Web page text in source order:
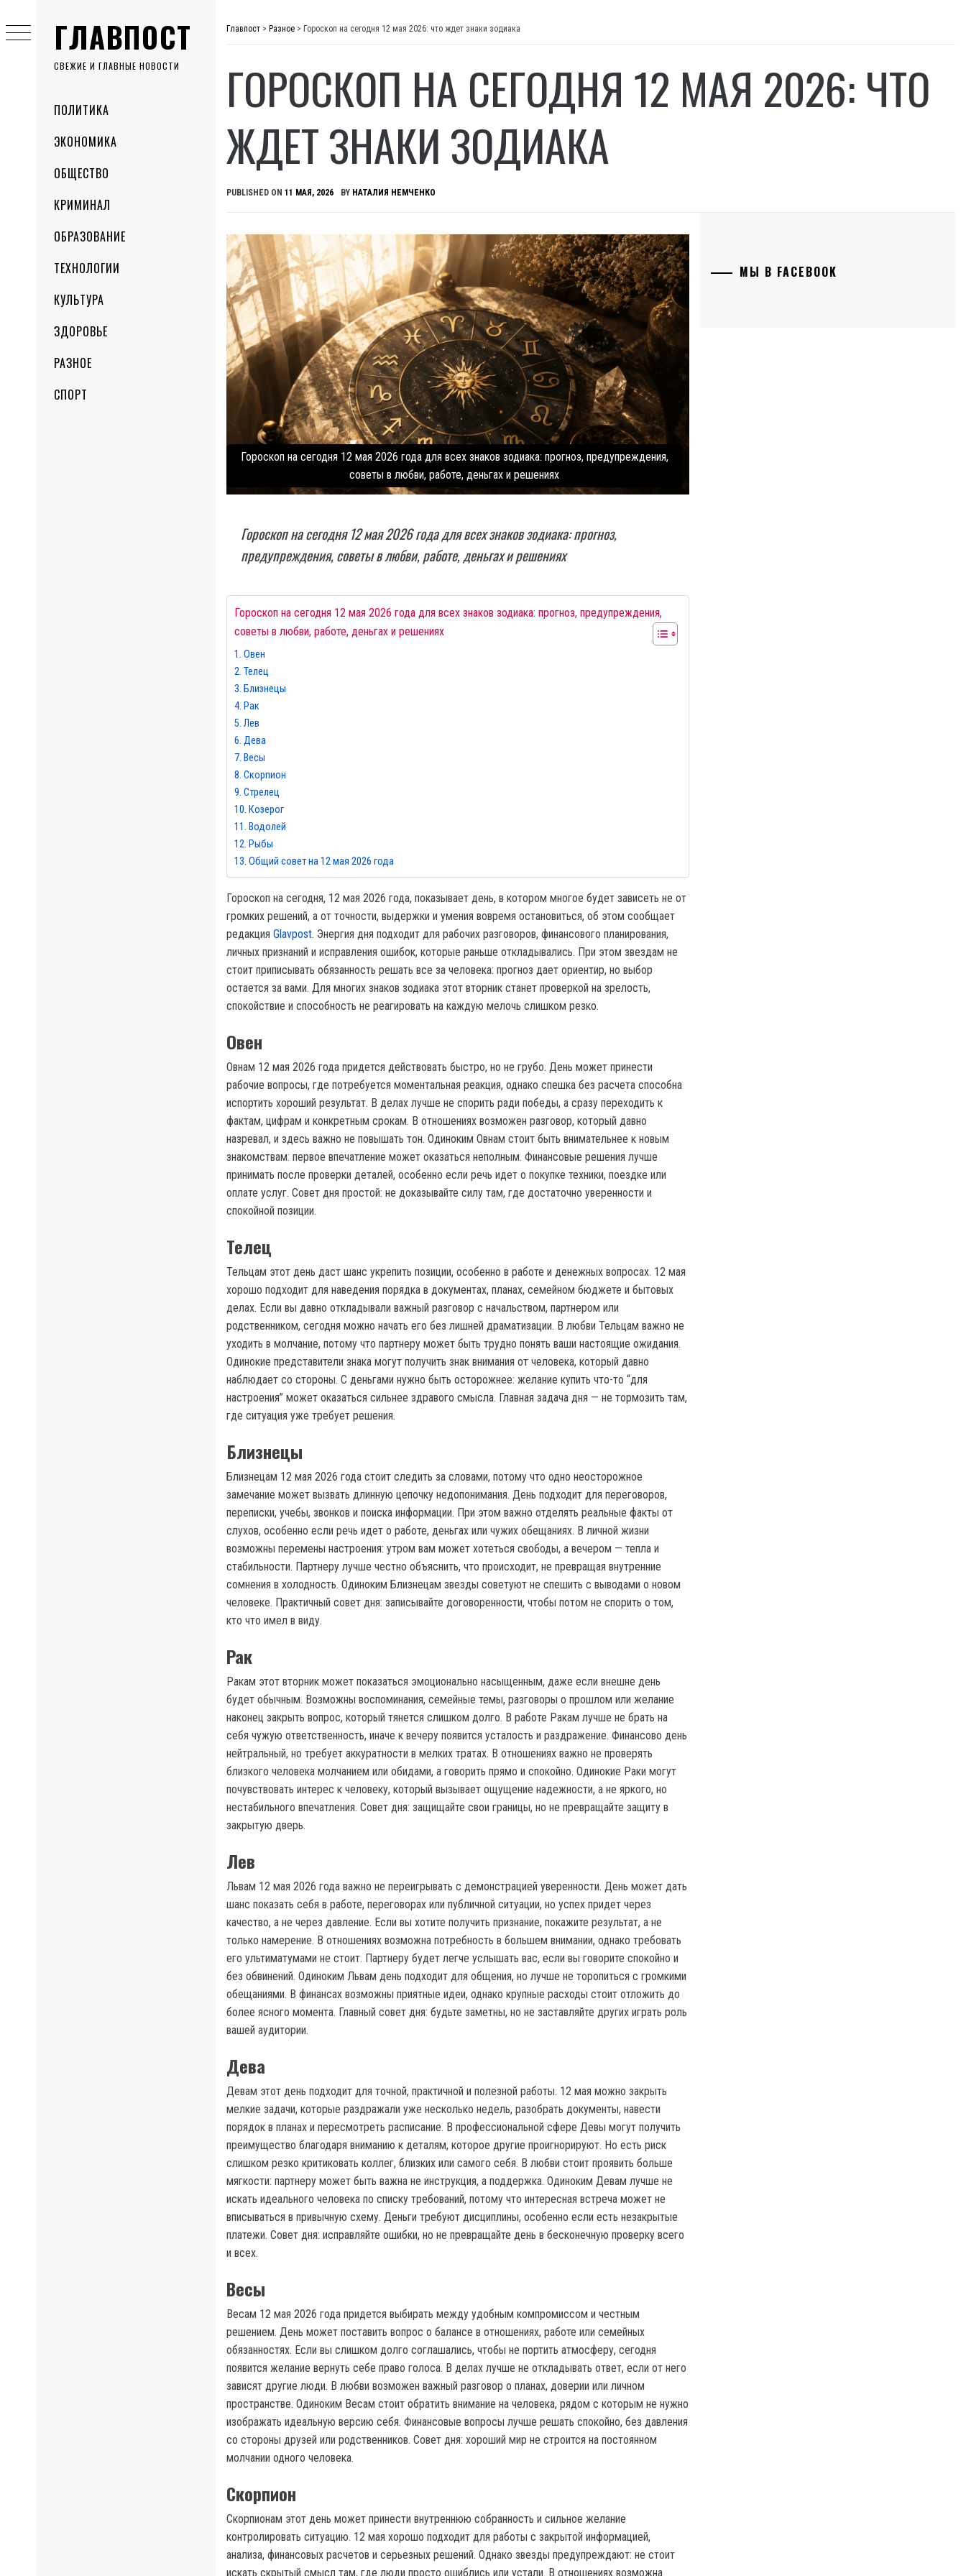
ГЛАВПОСТ
СВЕЖИЕ И ГЛАВНЫЕ НОВОСТИ
MenuПОЛИТИКА
ЭКОНОМИКА
ОБЩЕСТВО
КРИМИНАЛ
ОБРАЗОВАНИЕ
ТЕХНОЛОГИИ
КУЛЬТУРА
ЗДОРОВЬЕ
РАЗНОЕ
СПОРТ
to
content
Главпост > Разное > Гороскоп на сегодня 12 мая 2026: что ждет знаки зодиака
ГОРОСКОП НА СЕГОДНЯ 12 МАЯ 2026: ЧТО
ЖДЕТ ЗНАКИ ЗОДИАКА
PUBLISHED ON 11 МАЯ, 2026 BY НАТАЛИЯ НЕМЧЕНКО
Гороскоп на сегодня 12 мая 2026 года для всех знаков зодиака: прогноз, предупреждения,
советы в любви, работе, деньгах и решениях
Гороскоп на сегодня 12 мая 2026 года для всех знаков зодиака: прогноз,
предупреждения, советы в любви, работе, деньгах и решениях
Гороскоп на сегодня 12 мая 2026 года для всех знаков зодиака: прогноз, предупреждения,
советы в любви, работе, деньгах и решениях
Овен
Телец
Близнецы
Рак
Лев
Дева
Весы
Скорпион
Стрелец
Козерог
Водолей
Рыбы
Общий совет на 12 мая 2026 года
Гороскоп на сегодня, 12 мая 2026 года, показывает день, в котором многое будет зависеть не от
громких решений, а от точности, выдержки и умения вовремя остановиться, об этом сообщает
редакция Glavpost. Энергия дня подходит для рабочих разговоров, финансового планирования,
личных признаний и исправления ошибок, которые раньше откладывались. При этом звездам не
стоит приписывать обязанность решать все за человека: прогноз дает ориентир, но выбор
остается за вами. Для многих знаков зодиака этот вторник станет проверкой на зрелость,
спокойствие и способность не реагировать на каждую мелочь слишком резко.
Овен
Овнам 12 мая 2026 года придется действовать быстро, но не грубо. День может принести
рабочие вопросы, где потребуется моментальная реакция, однако спешка без расчета способна
испортить хороший результат. В делах лучше не спорить ради победы, а сразу переходить к
фактам, цифрам и конкретным срокам. В отношениях возможен разговор, который давно
назревал, и здесь важно не повышать тон. Одиноким Овнам стоит быть внимательнее к новым
знакомствам: первое впечатление может оказаться неполным. Финансовые решения лучше
принимать после проверки деталей, особенно если речь идет о покупке техники, поездке или
оплате услуг. Совет дня простой: не доказывайте силу там, где достаточно уверенности и
спокойной позиции.
Телец
Тельцам этот день даст шанс укрепить позиции, особенно в работе и денежных вопросах. 12 мая
хорошо подходит для наведения порядка в документах, планах, семейном бюджете и бытовых
делах. Если вы давно откладывали важный разговор с начальством, партнером или
родственником, сегодня можно начать его без лишней драматизации. В любви Тельцам важно не
уходить в молчание, потому что партнеру может быть трудно понять ваши настоящие ожидания.
Одинокие представители знака могут получить знак внимания от человека, который давно
наблюдает со стороны. С деньгами нужно быть осторожнее: желание купить что-то “для
настроения” может оказаться сильнее здравого смысла. Главная задача дня — не тормозить там,
где ситуация уже требует решения.
Близнецы
Близнецам 12 мая 2026 года стоит следить за словами, потому что одно неосторожное
замечание может вызвать длинную цепочку недопонимания. День подходит для переговоров,
переписки, учебы, звонков и поиска информации. При этом важно отделять реальные факты от
слухов, особенно если речь идет о работе, деньгах или чужих обещаниях. В личной жизни
возможны перемены настроения: утром вам может хотеться свободы, а вечером — тепла и
стабильности. Партнеру лучше честно объяснить, что происходит, не превращая внутренние
сомнения в холодность. Одиноким Близнецам звезды советуют не спешить с выводами о новом
человеке. Практичный совет дня: записывайте договоренности, чтобы потом не спорить о том,
кто что имел в виду.
Рак
Ракам этот вторник может показаться эмоционально насыщенным, даже если внешне день
будет обычным. Возможны воспоминания, семейные темы, разговоры о прошлом или желание
наконец закрыть вопрос, который тянется слишком долго. В работе Ракам лучше не брать на
себя чужую ответственность, иначе к вечеру появится усталость и раздражение. Финансово день
нейтральный, но требует аккуратности в мелких тратах. В отношениях важно не проверять
близкого человека молчанием или обидами, а говорить прямо и спокойно. Одинокие Раки могут
почувствовать интерес к человеку, который вызывает ощущение надежности, а не яркого, но
нестабильного впечатления. Совет дня: защищайте свои границы, но не превращайте защиту в
закрытую дверь.
Лев
Львам 12 мая 2026 года важно не переигрывать с демонстрацией уверенности. День может дать
шанс показать себя в работе, переговорах или публичной ситуации, но успех придет через
качество, а не через давление. Если вы хотите получить признание, покажите результат, а не
только намерение. В отношениях возможна потребность в большем внимании, однако требовать
его ультиматумами не стоит. Партнеру будет легче услышать вас, если вы говорите спокойно и
без обвинений. Одиноким Львам день подходит для общения, но лучше не торопиться с громкими
обещаниями. В финансах возможны приятные идеи, однако крупные расходы стоит отложить до
более ясного момента. Главный совет дня: будьте заметны, но не заставляйте других играть роль
вашей аудитории.
Дева
Девам этот день подходит для точной, практичной и полезной работы. 12 мая можно закрыть
мелкие задачи, которые раздражали уже несколько недель, разобрать документы, навести
порядок в планах и пересмотреть расписание. В профессиональной сфере Девы могут получить
преимущество благодаря вниманию к деталям, которое другие проигнорируют. Но есть риск
слишком резко критиковать коллег, близких или самого себя. В любви стоит проявить больше
мягкости: партнеру может быть важна не инструкция, а поддержка. Одиноким Девам лучше не
искать идеального человека по списку требований, потому что интересная встреча может не
вписываться в привычную схему. Деньги требуют дисциплины, особенно если есть незакрытые
платежи. Совет дня: исправляйте ошибки, но не превращайте день в бесконечную проверку всего
и всех.
Весы
Весам 12 мая 2026 года придется выбирать между удобным компромиссом и честным
решением. День может поставить вопрос о балансе в отношениях, работе или семейных
обязанностях. Если вы слишком долго соглашались, чтобы не портить атмосферу, сегодня
появится желание вернуть себе право голоса. В делах лучше не откладывать ответ, если от него
зависят другие люди. В любви возможен важный разговор о планах, доверии или личном
пространстве. Одиноким Весам стоит обратить внимание на человека, рядом с которым не нужно
изображать идеальную версию себя. Финансовые вопросы лучше решать спокойно, без давления
со стороны друзей или родственников. Совет дня: хороший мир не строится на постоянном
молчании одного человека.
Скорпион
Скорпионам этот день может принести внутреннюю собранность и сильное желание
контролировать ситуацию. 12 мая хорошо подходит для работы с закрытой информацией,
анализа, финансовых расчетов и серьезных решений. Однако звезды предупреждают: не стоит
искать скрытый смысл там, где люди просто ошиблись или устали. В отношениях возможна
МЫ В FACEBOOK